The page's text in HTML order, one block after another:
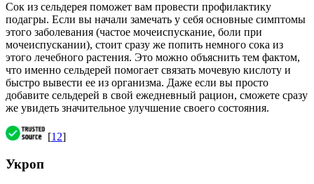
Сок из сельдерея поможет вам провести профилактику
подагры. Если вы начали замечать у себя основные симптомы
этого заболевания (частое мочеиспускание, боли при
мочеиспускании), стоит сразу же попить немного сока из
этого лечебного растения. Это можно объяснить тем фактом,
что именно сельдерей помогает связать мочевую кислоту и
быстро вывести ее из организма. Даже если вы просто
добавите сельдерей в свой ежедневный рацион, сможете сразу
же увидеть значительное улучшение своего состояния.
[12]
Укроп